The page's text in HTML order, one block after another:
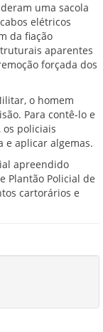
uma sacola
elétricos
da fiação
aparentes
forçada dos
o homem
Para contê-lo e
os policiais
e aplicar algemas.
apreendido
Plantão Policial de
cartorários e